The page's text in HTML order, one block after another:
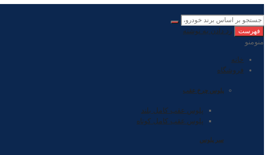
فهرست
رد دادن به نوشته
منومنو
خانه
فروشگاه
پلوس چرخ عقب
پلوس عقب کامل بلند
پلوس عقب کامل کوتاه
سر پلوس